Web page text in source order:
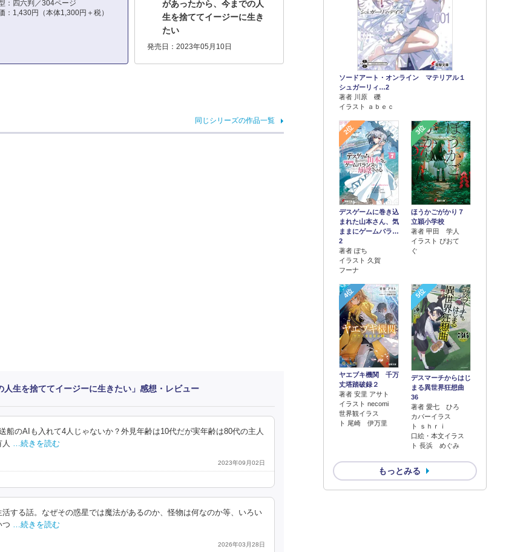
：四六判／304ページ
：1,430円（本体1,300円＋税）
があったから、今までの人
生を捨ててイージーに生き
たい
発売日：2023年05月10日
同じシリーズの作品一覧
人生を捨ててイージーに生きたい」感想・レビュー
のAIも入れて4人じゃないか？外見年齢は10代だが実年齢は80代の主人
…続きを読む
2023年09月02日
する話。なぜその惑星では魔法があるのか、怪物は何なのか等、いろい
つ …続きを読む
2026年03月28日
ソードアート・オンライン マテリアル１
シュガーリィ…2
著者 川原 礫
イラスト ａｂｅｃ
2位
デスゲームに巻き込
まれた山本さん、気
ままにゲームバラ…
2
著者 ぽち
イラスト 久賀
フーナ
3位
ほうかごがかり７
立穎小学校
著者 甲田 学人
イラスト ぴおて
ぐ
4位
ヤエブキ機関 千万
丈塔踏破録２
著者 安里 アサト
イラスト necomi
世界観イラス
ト 尾崎 伊万里
5位
デスマーチからはじ
まる異世界狂想曲
36
著者 愛七 ひろ
カバーイラス
ト ｓｈｒｉ
口絵・本文イラス
ト 長浜 めぐみ
もっとみる